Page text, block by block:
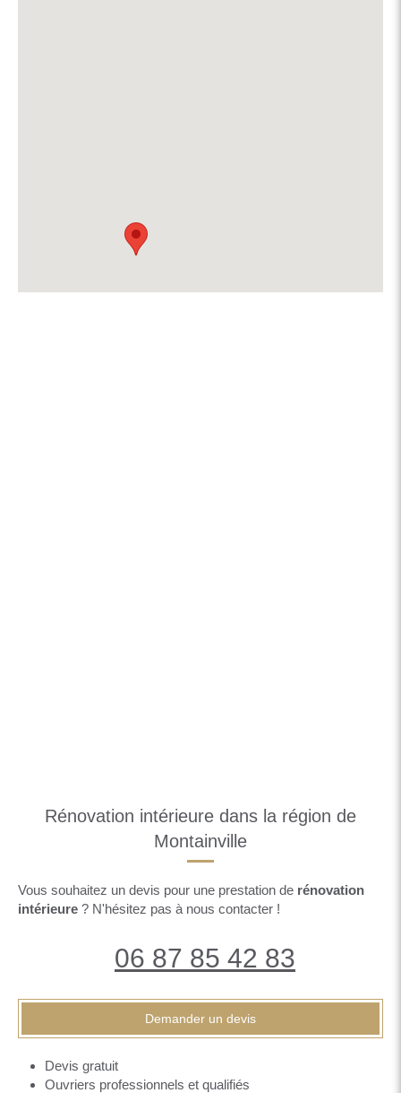
Rénovation intérieure dans la région de
Montainville
Vous souhaitez un devis pour une prestation de rénovation
intérieure ? N'hésitez pas à nous contacter !
06 87 85 42 83
Demander un devis
Devis gratuit
Ouvriers professionnels et qualifiés